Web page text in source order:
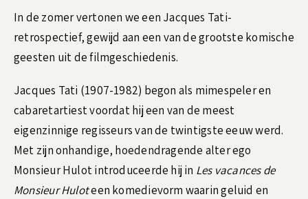
In de zomer vertonen we een Jacques Tati-
retrospectief, gewijd aan een van de grootste komische
geesten uit de filmgeschiedenis.
Jacques Tati (1907-1982) begon als mimespeler en
cabaretartiest voordat hij een van de meest
eigenzinnige regisseurs van de twintigste eeuw werd.
Met zijn onhandige, hoedendragende alter ego
Monsieur Hulot introduceerde hij in Les vacances de
Monsieur Huloteen komedievorm waarin geluid en